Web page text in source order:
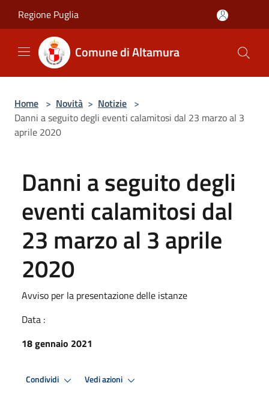
Regione Puglia
Comune di Altamura
Home > Novità > Notizie >
Danni a seguito degli eventi calamitosi dal 23 marzo al 3
aprile 2020
Danni a seguito degli
eventi calamitosi dal
23 marzo al 3 aprile
2020
Avviso per la presentazione delle istanze
Data :
18 gennaio 2021
Condividi Vedi azioni